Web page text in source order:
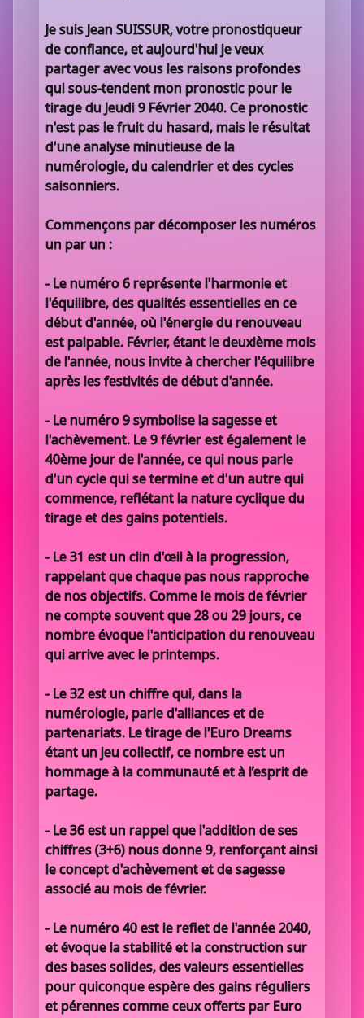
Je suis Jean SUISSUR, votre pronostiqueur
de confiance, et aujourd'hui je veux
partager avec vous les raisons profondes
qui sous-tendent mon pronostic pour le
tirage du Jeudi 9 Février 2040. Ce pronostic
n'est pas le fruit du hasard, mais le résultat
d'une analyse minutieuse de la
numérologie, du calendrier et des cycles
saisonniers.
Commençons par décomposer les numéros
un par un :
- Le numéro 6 représente l'harmonie et
l'équilibre, des qualités essentielles en ce
début d'année, où l'énergie du renouveau
est palpable. Février, étant le deuxième mois
de l'année, nous invite à chercher l'équilibre
après les festivités de début d'année.
- Le numéro 9 symbolise la sagesse et
l'achèvement. Le 9 février est également le
40ème jour de l'année, ce qui nous parle
d'un cycle qui se termine et d'un autre qui
commence, reflétant la nature cyclique du
tirage et des gains potentiels.
- Le 31 est un clin d'œil à la progression,
rappelant que chaque pas nous rapproche
de nos objectifs. Comme le mois de février
ne compte souvent que 28 ou 29 jours, ce
nombre évoque l'anticipation du renouveau
qui arrive avec le printemps.
- Le 32 est un chiffre qui, dans la
numérologie, parle d'alliances et de
partenariats. Le tirage de l'Euro Dreams
étant un jeu collectif, ce nombre est un
hommage à la communauté et à l’esprit de
partage.
- Le 36 est un rappel que l'addition de ses
chiffres (3+6) nous donne 9, renforçant ainsi
le concept d'achèvement et de sagesse
associé au mois de février.
- Le numéro 40 est le reflet de l'année 2040,
et évoque la stabilité et la construction sur
des bases solides, des valeurs essentielles
pour quiconque espère des gains réguliers
et pérennes comme ceux offerts par Euro